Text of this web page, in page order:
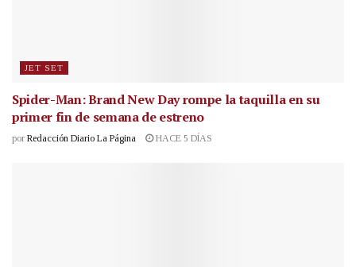
JET SET
Spider-Man: Brand New Day rompe la taquilla en su
primer fin de semana de estreno
por Redacción Diario La Página HACE 5 DÍAS